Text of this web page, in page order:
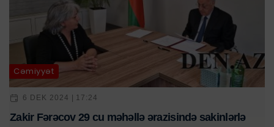
Cəmiyyət
6 DEK 2024 | 17:24
Zakir Fərəcov 29 cu məhəllə ərazisində sakinlərlə